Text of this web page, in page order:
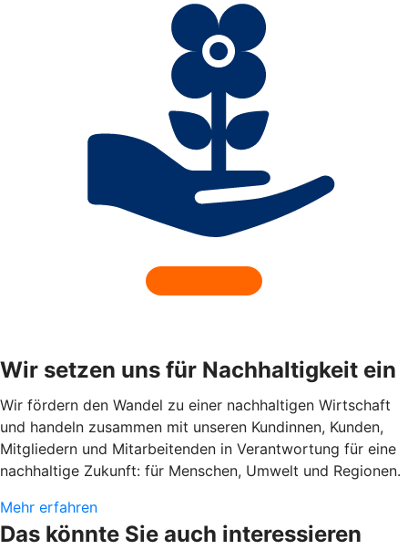
Wir setzen uns für Nachhaltigkeit ein
Wir fördern den Wandel zu einer nachhaltigen Wirtschaft
und handeln zusammen mit unseren Kundinnen, Kunden,
Mitgliedern und Mitarbeitenden in Verantwortung für eine
nachhaltige Zukunft: für Menschen, Umwelt und Regionen.
Mehr erfahren
Das könnte Sie auch interessieren